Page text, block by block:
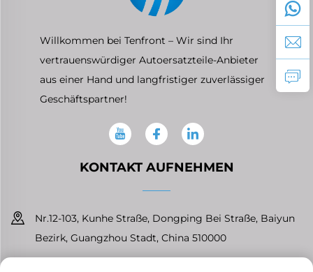
Willkommen bei Tenfront – Wir sind Ihr
vertrauenswürdiger Autoersatzteile-Anbieter
aus einer Hand und langfristiger zuverlässiger
Geschäftspartner!
KONTAKT AUFNEHMEN
Nr.12-103, Kunhe Straße, Dongping Bei Straße, Baiyun
Bezirk, Guangzhou Stadt, China 510000